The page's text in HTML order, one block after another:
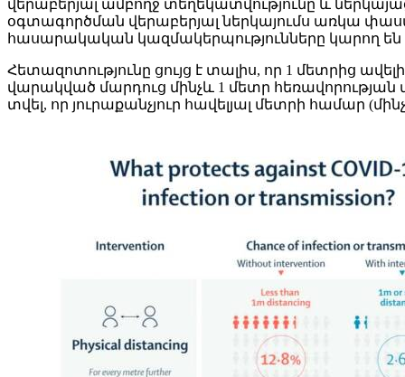
վերաբերյալ ամբողջ տեղեկատվությունը և
օգտագործման վերաբերյալ ներկայումս առկա
հասարակական կազմակերպությունները կարող
Հետազոտությունը ցույց է տալիս, որ 1 մետրից
վարակված մարդուց մինչև 1 մետր հեռավորության
տվել, որ յուրաքանչյուր հավելյալ մետրի համար